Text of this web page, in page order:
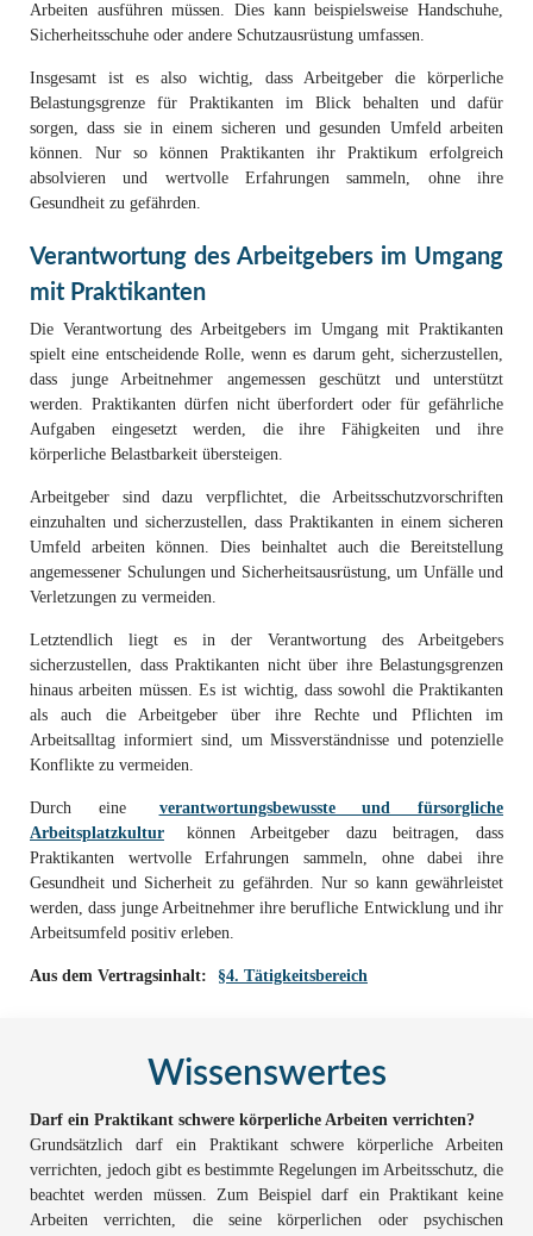
Arbeiten ausführen müssen. Dies kann beispielsweise Handschuhe,
Sicherheitsschuhe oder andere Schutzausrüstung umfassen.
Insgesamt ist es also wichtig, dass Arbeitgeber die körperliche
Belastungsgrenze für Praktikanten im Blick behalten und dafür
sorgen, dass sie in einem sicheren und gesunden Umfeld arbeiten
können. Nur so können Praktikanten ihr Praktikum erfolgreich
absolvieren und wertvolle Erfahrungen sammeln, ohne ihre
Gesundheit zu gefährden.
Verantwortung des Arbeitgebers im Umgang
mit Praktikanten
Die Verantwortung des Arbeitgebers im Umgang mit Praktikanten
spielt eine entscheidende Rolle, wenn es darum geht, sicherzustellen,
dass junge Arbeitnehmer angemessen geschützt und unterstützt
werden. Praktikanten dürfen nicht überfordert oder für gefährliche
Aufgaben eingesetzt werden, die ihre Fähigkeiten und ihre
körperliche Belastbarkeit übersteigen.
Arbeitgeber sind dazu verpflichtet, die Arbeitsschutzvorschriften
einzuhalten und sicherzustellen, dass Praktikanten in einem sicheren
Umfeld arbeiten können. Dies beinhaltet auch die Bereitstellung
angemessener Schulungen und Sicherheitsausrüstung, um Unfälle und
Verletzungen zu vermeiden.
Letztendlich liegt es in der Verantwortung des Arbeitgebers
sicherzustellen, dass Praktikanten nicht über ihre Belastungsgrenzen
hinaus arbeiten müssen. Es ist wichtig, dass sowohl die Praktikanten
als auch die Arbeitgeber über ihre Rechte und Pflichten im
Arbeitsalltag informiert sind, um Missverständnisse und potenzielle
Konflikte zu vermeiden.
Durch eine
verantwortungsbewusste und fürsorgliche
Arbeitsplatzkultur
können Arbeitgeber dazu beitragen, dass
Praktikanten wertvolle Erfahrungen sammeln, ohne dabei ihre
Gesundheit und Sicherheit zu gefährden. Nur so kann gewährleistet
werden, dass junge Arbeitnehmer ihre berufliche Entwicklung und ihr
Arbeitsumfeld positiv erleben.
Aus dem Vertragsinhalt: §4. Tätigkeitsbereich
Wissenswertes
Darf ein Praktikant schwere körperliche Arbeiten verrichten?
Grundsätzlich darf ein Praktikant schwere körperliche Arbeiten
verrichten, jedoch gibt es bestimmte Regelungen im Arbeitsschutz, die
beachtet werden müssen. Zum Beispiel darf ein Praktikant keine
Arbeiten verrichten, die seine körperlichen oder psychischen